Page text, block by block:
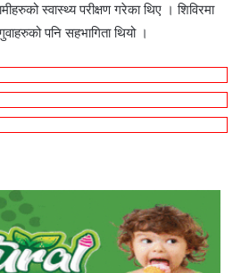
स्वास्थ्य परीक्षण गरेका थिए । शिविरमा
पनि सहभागिता थियो ।